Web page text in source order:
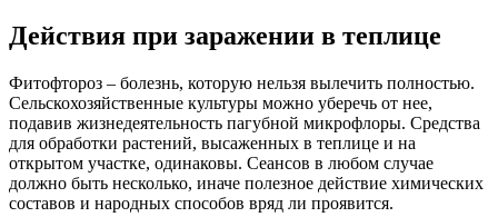
Действия при заражении в теплице
Фитофтороз – болезнь, которую нельзя вылечить полностью.
Сельскохозяйственные культуры можно уберечь от нее,
подавив жизнедеятельность пагубной микрофлоры. Средства
для обработки растений, высаженных в теплице и на
открытом участке, одинаковы. Сеансов в любом случае
должно быть несколько, иначе полезное действие химических
составов и народных способов вряд ли проявится.